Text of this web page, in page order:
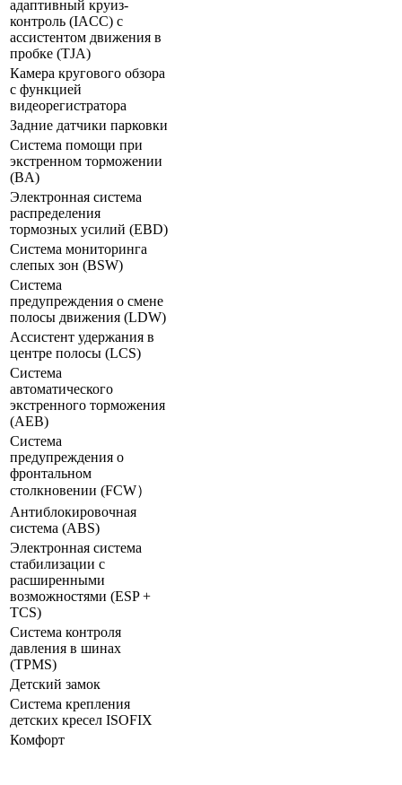
адаптивный круиз-
контроль (IACC) с
ассистентом движения в
пробке (TJA)
Камера кругового обзора
с функцией
видеорегистратора
Задние датчики парковки
Система помощи при
экстренном торможении
(BA)
Электронная система
распределения
тормозных усилий (ЕВD)
Система мониторинга
слепых зон (BSW)
Система
предупреждения о смене
полосы движения (LDW)
Ассистент удержания в
центре полосы (LCS)
Система
автоматического
экстренного торможения
(AEB)
Система
предупреждения о
фронтальном
столкновении (FCW）
Антиблокировочная
система (ABS)
Электронная система
стабилизации с
расширенными
возможностями (ESP +
TCS)
Система контроля
давления в шинах
(TPMS)
Детский замок
Система крепления
детских кресел ISOFIX
Комфорт